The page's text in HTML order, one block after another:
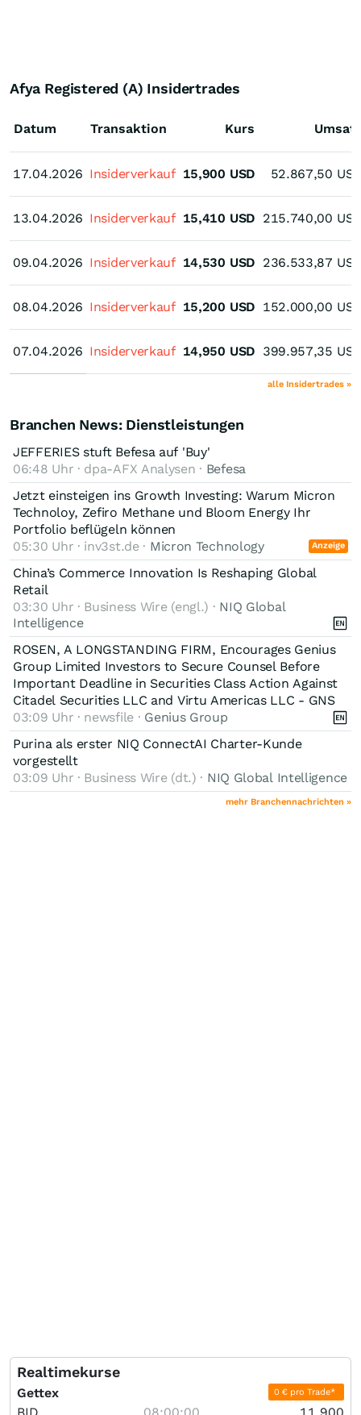
Afya Registered (A) Insidertrades
Datum
17.04.2026
13.04.2026
09.04.2026
08.04.2026
07.04.2026
Transaktion Kurs Umsatz
17.04.2026 Insiderverkauf 15,900 USD 52.867,50
13.04.2026 Insiderverkauf 15,410 USD 215.740,00
09.04.2026 Insiderverkauf 14,530 USD 236.533,87
08.04.2026 Insiderverkauf 15,200 USD 152.000,00
07.04.2026 Insiderverkauf 14,950 USD 399.957,35
alle Insidertrades »
Branchen News: Dienstleistungen
JEFFERIES stuft Befesa auf 'Buy'
06:48 Uhr · dpa-AFX Analysen · Befesa
Jetzt einsteigen ins Growth Investing: Warum Micron
Technoloy, Zefiro Methane und Bloom Energy Ihr
Portfolio beflügeln können
05:30 Uhr · inv3st.de · Micron Technology Anzeige
China’s Commerce Innovation Is Reshaping Global
Retail
03:30 Uhr · Business Wire (engl.) · NIQ Global
Intelligence
ROSEN, A LONGSTANDING FIRM, Encourages Genius
Group Limited Investors to Secure Counsel Before
Important Deadline in Securities Class Action Against
Citadel Securities LLC and Virtu Americas LLC - GNS
03:09 Uhr · newsfile · Genius Group
Purina als erster NIQ ConnectAI Charter-Kunde
vorgestellt
03:09 Uhr · Business Wire (dt.) · NIQ Global Intelligence
mehr Branchennachrichten »
Realtimekurse
Gettex 0 € pro Trade*